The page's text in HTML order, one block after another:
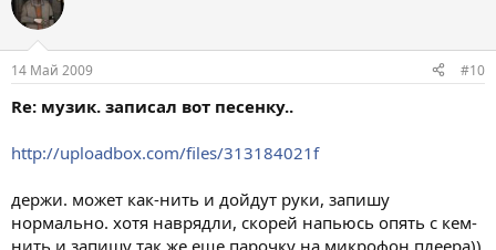
14 Май 2009 #10
Re: музик. записал вот песенку..
http://uploadbox.com/files/313184021f
держи. может как-нить и дойдут руки, запишу
нормально. хотя наврядли, скорей напьюсь опять с кем-
нить и запишу так же еще парочку на микрофон плеера))